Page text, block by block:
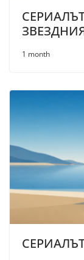
1 month